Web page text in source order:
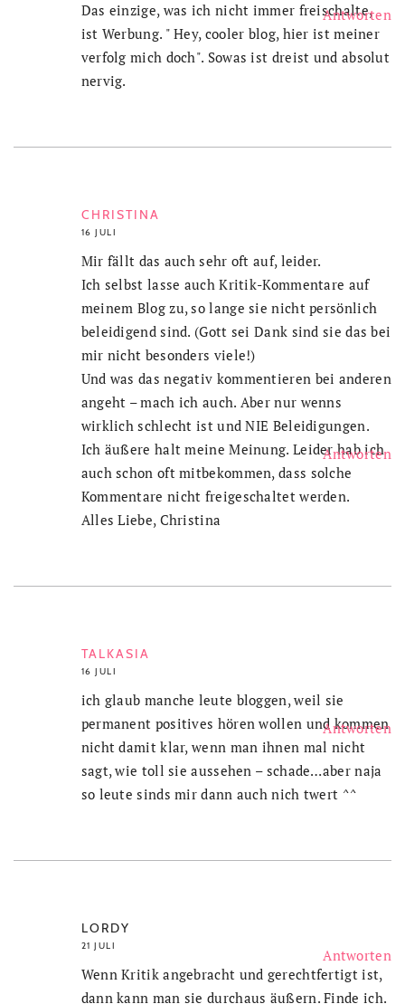
Das einzige, was ich nicht immer freischalte,
ist Werbung. " Hey, cooler blog, hier ist meiner
verfolg mich doch". Sowas ist dreist und absolut
nervig.
CHRISTINA
16 JULI
Antworten
Mir fällt das auch sehr oft auf, leider.
Ich selbst lasse auch Kritik-Kommentare auf
meinem Blog zu, so lange sie nicht persönlich
beleidigend sind. (Gott sei Dank sind sie das bei
mir nicht besonders viele!)
Und was das negativ kommentieren bei anderen
angeht – mach ich auch. Aber nur wenns
wirklich schlecht ist und NIE Beleidigungen.
Ich äußere halt meine Meinung. Leider hab ich
auch schon oft mitbekommen, dass solche
Kommentare nicht freigeschaltet werden.
Alles Liebe, Christina
TALKASIA
16 JULI
Antworten
ich glaub manche leute bloggen, weil sie
permanent positives hören wollen und kommen
nicht damit klar, wenn man ihnen mal nicht
sagt, wie toll sie aussehen – schade…aber naja
so leute sinds mir dann auch nich twert ^^
LORDY
21 JULI
Antworten
Wenn Kritik angebracht und gerechtfertigt ist,
dann kann man sie durchaus äußern. Finde ich.
Antworten